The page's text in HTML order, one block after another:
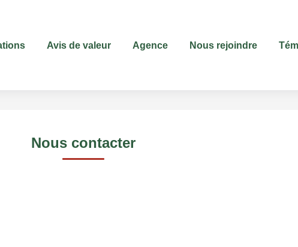
Avis de valeur Agence Nous rejoindre
Nous contacter